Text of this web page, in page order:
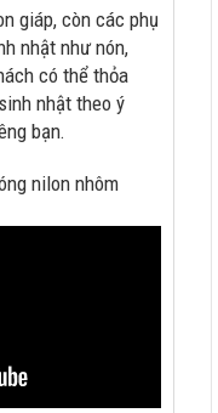
giáp, còn các phụ
nhật như nón,
có thể thỏa
nhật theo ý
bạn.
nilon nhôm